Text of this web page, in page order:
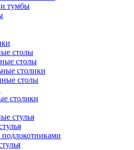
тумбы
столы
столы
столики
столы
столики
стулья
подлокотниками